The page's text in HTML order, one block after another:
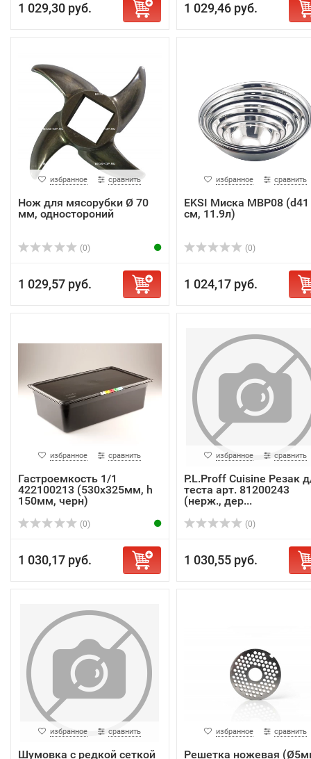
1 029,30 руб. 1 029,46 руб.
избранное сравнить
Нож для мясорубки Ø 70
мм, одностороний
(0)
1 029,57 руб.
избранное сравнить
EKSI Миска MBP08 (d41
см, 11.9л)
(0)
1 024,17 руб.
избранное сравнить
Гастроемкость 1/1
422100213 (530x325мм, h
150мм, черн)
(0)
1 030,17 руб.
избранное сравнить
P.L.Proff Cuisine Резак
теста арт. 81200243
(нерж., дер...
(0)
1 030,55 руб.
избранное сравнить
Шумовка с редкой сеткой
избранное сравнить
Решетка ножевая